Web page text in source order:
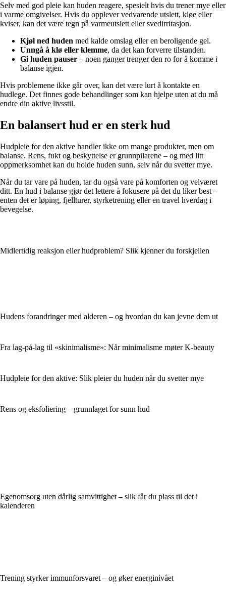
Selv med god pleie kan huden reagere, spesielt hvis du trener mye eller
i varme omgivelser. Hvis du opplever vedvarende utslett, kløe eller
kviser, kan det være tegn på varmeutslett eller svedirritasjon.
Kjøl ned huden med kalde omslag eller en beroligende gel.
Unngå å klø eller klemme, da det kan forverre tilstanden.
Gi huden pauser – noen ganger trenger den ro for å komme i
balanse igjen.
Hvis problemene ikke går over, kan det være lurt å kontakte en
hudlege. Det finnes gode behandlinger som kan hjelpe uten at du må
endre din aktive livsstil.
En balansert hud er en sterk hud
Hudpleie for den aktive handler ikke om mange produkter, men om
balanse. Rens, fukt og beskyttelse er grunnpilarene – og med litt
oppmerksomhet kan du holde huden sunn, selv når du svetter mye.
Når du tar vare på huden, tar du også vare på komforten og velværet
ditt. En hud i balanse gjør det lettere å fokusere på det du liker best –
enten det er løping, fjellturer, styrketrening eller en travel hverdag i
bevegelse.
Midlertidig reaksjon eller hudproblem? Slik kjenner du forskjellen
Hudens forandringer med alderen – og hvordan du kan jevne dem ut
Fra lag-på-lag til «skinimalisme»: Når minimalisme møter K-beauty
Hudpleie for den aktive: Slik pleier du huden når du svetter mye
Rens og eksfoliering – grunnlaget for sunn hud
Egenomsorg uten dårlig samvittighet – slik får du plass til det i
kalenderen
Trening styrker immunforsvaret – og øker energinivået